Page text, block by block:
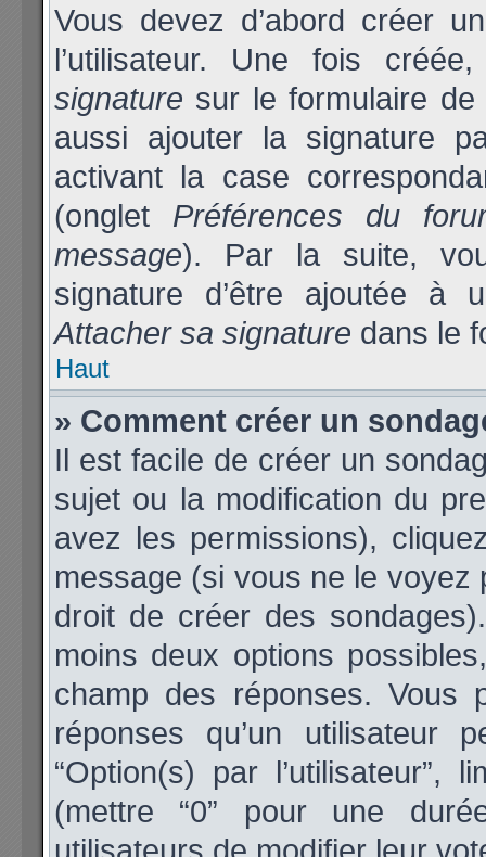
Vous devez d’abord créer
l’utilisateur. Une fois
signature sur le formulaire
aussi ajouter la signature
activant la case
(onglet Préférences du
message). Par la suite,
signature d’être ajoutée à
Attacher sa signature dans le
Haut
» Comment créer un
Il est facile de créer un
sujet ou la modification du
avez les permissions),
message (si vous ne le voyez
droit de créer des
moins deux options
champ des réponses. Vous
réponses qu’un
“Option(s) par
(mettre “0” pour une